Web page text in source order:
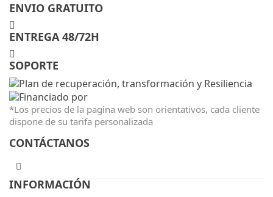
ENVIO GRATUITO
ENTREGA 48/72H
SOPORTE
*Los precios de la pagina web son orientativos, cada cliente
dispone de su tarifa personalizada
CONTÁCTANOS
INFORMACIÓN